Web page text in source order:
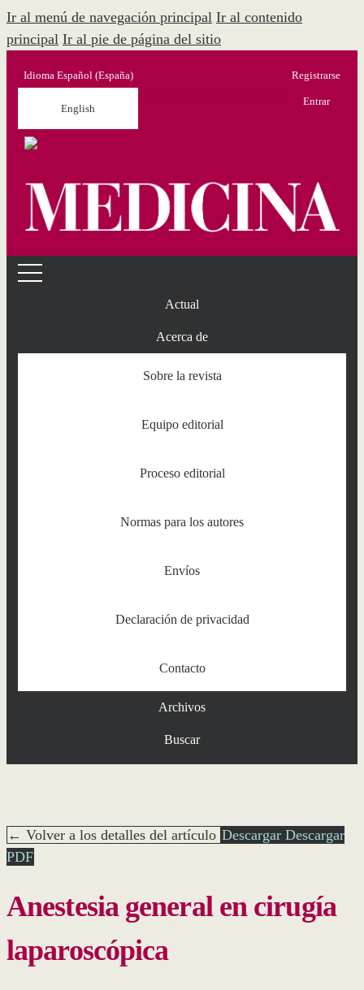
Ir al menú de navegación principal Ir al contenido
principal Ir al pie de página del sitio
Idioma Español (España)
English
Registrarse
Entrar
Actual
Acerca de
Sobre la revista
Equipo editorial
Proceso editorial
Normas para los autores
Envíos
Declaración de privacidad
Contacto
Archivos
Buscar
← Volver a los detalles del artículo Descargar Descargar
PDF
Anestesia general en cirugía
laparoscópica